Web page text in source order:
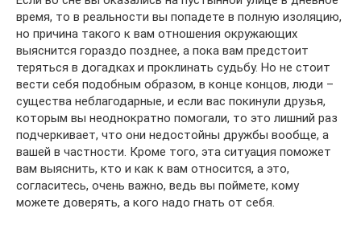
время, то в реальности вы попадете в полную изоляцию,
но причина такого к вам отношения окружающих
выяснится гораздо позднее, а пока вам предстоит
теряться в догадках и проклинать судьбу. Но не стоит
вести себя подобным образом, в конце концов, люди –
существа неблагодарные, и если вас покинули друзья,
которым вы неоднократно помогали, то это лишний раз
подчеркивает, что они недостойны дружбы вообще, а
вашей в частности. Кроме того, эта ситуация поможет
вам выяснить, кто и как к вам относится, а это,
согласитесь, очень важно, ведь вы поймете, кому
можете доверять, а кого надо гнать от себя.